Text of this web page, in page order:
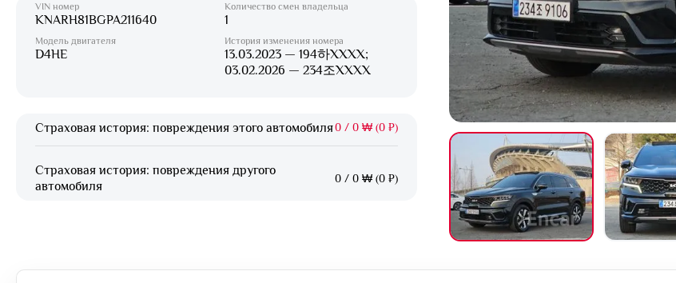
VIN номер
KNARH81BGPA211640
Модель двигателя
D4HE
Количество смен владельца
1
История изменения номера
13.03.2023 — 194하XXXX;
03.02.2026 — 234조XXXX
Страховая история: повреждения этого автомобиля0 / 0 ₩ (0 ₽)
Страховая история: повреждения другого
автомобиля
0 / 0 ₩ (0 ₽)